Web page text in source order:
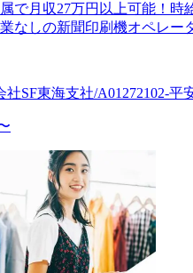
で月収27万円以上可能！時
なしの新聞印刷機オペレー
社SF東海支社/A01272102-平